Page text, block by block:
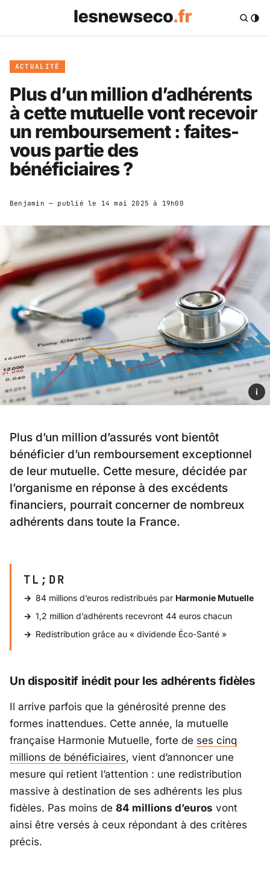
ACTUALITÉ
Plus d’un million d’adhérents
à cette mutuelle vont recevoir
un remboursement : faites-
vous partie des
bénéficiaires ?
Benjamin — publié le 14 mai 2025 à 19h00
i
Plus d’un million d’assurés vont bientôt
bénéficier d’un remboursement exceptionnel
de leur mutuelle. Cette mesure, décidée par
l’organisme en réponse à des excédents
financiers, pourrait concerner de nombreux
adhérents dans toute la France.
TL;DR
84 millions d’euros redistribués par Harmonie Mutuelle
1,2 million d’adhérents recevront 44 euros chacun
Redistribution grâce au « dividende Éco-Santé »
Un dispositif inédit pour les adhérents fidèles
Il arrive parfois que la générosité prenne des
formes inattendues. Cette année, la mutuelle
française Harmonie Mutuelle, forte de ses cinq
millions de bénéficiaires, vient d’annoncer une
mesure qui retient l’attention : une redistribution
massive à destination de ses adhérents les plus
fidèles. Pas moins de 84 millions d’euros vont
ainsi être versés à ceux répondant à des critères
précis.